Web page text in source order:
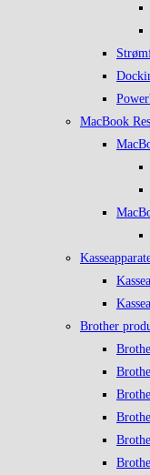
MacBook
Brother